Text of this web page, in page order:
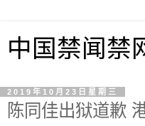
中国禁闻禁
2019年10月23日星期三
陈同佳出狱道歉